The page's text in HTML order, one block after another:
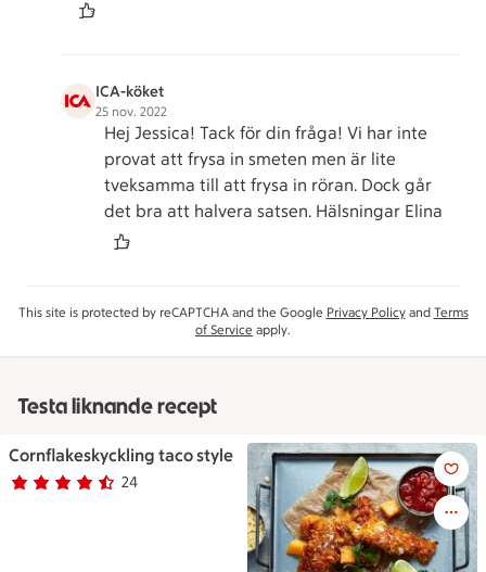
ICA-köket
25 nov. 2022
Hej Jessica! Tack för din fråga! Vi har inte
provat att frysa in smeten men är lite
tveksamma till att frysa in röran. Dock går
det bra att halvera satsen. Hälsningar Elina
This site is protected by reCAPTCHA and the Google Privacy Policyand Terms
of Service apply.
Testa liknande recept
Cornflakeskyckling taco style
Betyg 4.2 av 5. 24
24 personer har röstat
Cornflakeskyckling taco style